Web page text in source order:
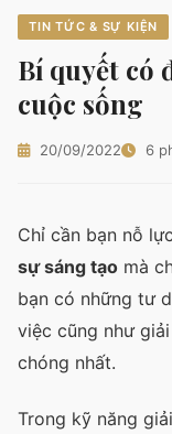
TIN TỨC & SỰ KIỆN
Bí quyết có
cuộc sống
20/09/2022 6
Chỉ cần bạn nỗ
sự sáng tạo mà
bạn có những tư
việc cũng như
chóng nhất.
Trong kỹ năng